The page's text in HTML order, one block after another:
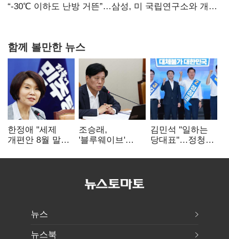
없어”
“-30℃ 이하도 난방 거뜬”…삼성, 미 국립연구소와 개발
함께 볼만한 뉴스
한정애 "세제
개편안 8월 말
공급도 논의"
조승래,
'블루웨이브'
사과 "무거운
김민석 "일하는
당대표"…정청래
중요"
뉴스
뉴스북